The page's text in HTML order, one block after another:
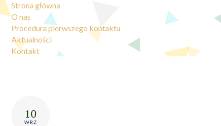
Strona główna
O nas
Procedura pierwszego kontaktu
Aktualności
Kontakt
10
WRZ